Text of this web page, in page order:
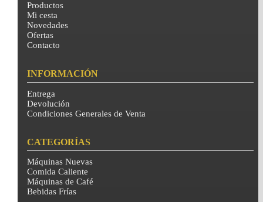
Productos
Mi cesta
Novedades
Ofertas
Contacto
INFORMACIÓN
Entrega
Devolución
Condiciones Generales de Venta
CATEGORÍAS
Máquinas Nuevas
Comida Caliente
Máquinas de Café
Bebidas Frías